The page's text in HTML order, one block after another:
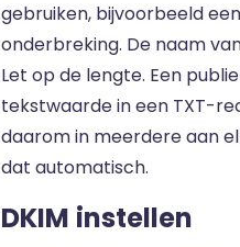
gebruiken, bijvoorbeeld
onderbreking. De naam
Let op de lengte. Een
tekstwaarde in een TXT-
daarom in meerdere aan
dat automatisch.
DKIM instellen